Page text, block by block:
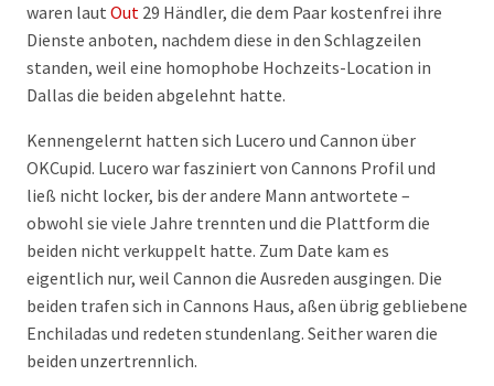
waren laut Out 29 Händler, die dem Paar kostenfrei ihre
Dienste anboten, nachdem diese in den Schlagzeilen
standen, weil eine homophobe Hochzeits-Location in
Dallas die beiden abgelehnt hatte.
Kennengelernt hatten sich Lucero und Cannon über
OKCupid. Lucero war fasziniert von Cannons Profil und
ließ nicht locker, bis der andere Mann antwortete –
obwohl sie viele Jahre trennten und die Plattform die
beiden nicht verkuppelt hatte. Zum Date kam es
eigentlich nur, weil Cannon die Ausreden ausgingen. Die
beiden trafen sich in Cannons Haus, aßen übrig gebliebene
Enchiladas und redeten stundenlang. Seither waren die
beiden unzertrennlich.